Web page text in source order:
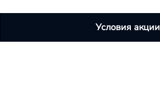
Условия акции